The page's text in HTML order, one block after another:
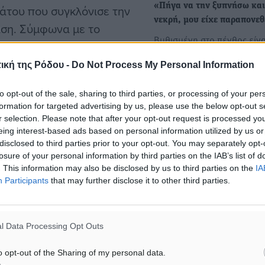
της Ρόδου - Do Not Process My Personal Information
opt-out of the sale, sharing to third parties, or processing of your
for targeted advertising by us, please use the below opt-out
selection. Please note that after your opt-out request is processed
interest-based ads based on personal information utilized by us
to third parties prior to your opt-out. You may separately
of your personal information by third parties on the IAB’s list of
This information may also be disclosed by us to third parties on the
Participants that may further disclose it to other third parties.
Data Processing Opt Outs
opt-out of the Sharing of my personal data.
που συγκλόνισε την
Σύμφωνα με το
Ιατροδικαστική
που
ο θάνατος της
επεισόδιο.
επήλθε την Κυριακή 24
κατά εκτίμηση μεταξύ
ότι η κοπέλα
της από τους
των διασωστών
δυνατό να επανέλθει,
τον θάνατό της.
«Πήγα να την ξυπνήσω
νεκρή, μου είχε
Βυθισμένη στο πένθος
θάνατο της 24χρονης…
Εντοπίστηκαν δύο περόνες
ένας μοχλός
Πεδίο Βολής όπου
19χρονος Ραφαήλ - Σε…
Δύο περόνες και ένας
απελευθέρωσης